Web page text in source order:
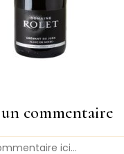
un commentaire